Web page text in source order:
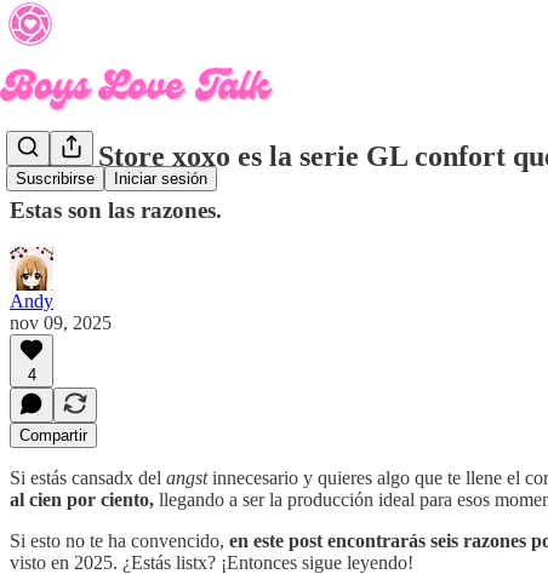
Suscribirse Iniciar sesión
Whale Store xoxo es la serie GL confort
Estas son las razones.
Andy
nov 09, 2025
4
Compartir
Si estás cansadx del angstinnecesario y quieres algo que te llene el
al cien por ciento, llegando a ser la producción ideal para esos
Si esto no te ha convencido, en este post encontrarás seis razones
visto en 2025. ¿Estás listx? ¡Entonces sigue leyendo!